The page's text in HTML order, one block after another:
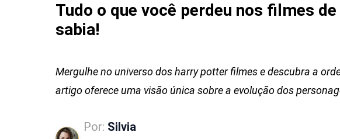
Tudo o que você perdeu nos filmes
sabia!
Mergulhe no universo dos harry potter filmes e descubra a
artigo oferece uma visão única sobre a evolução dos
Por: Silvia